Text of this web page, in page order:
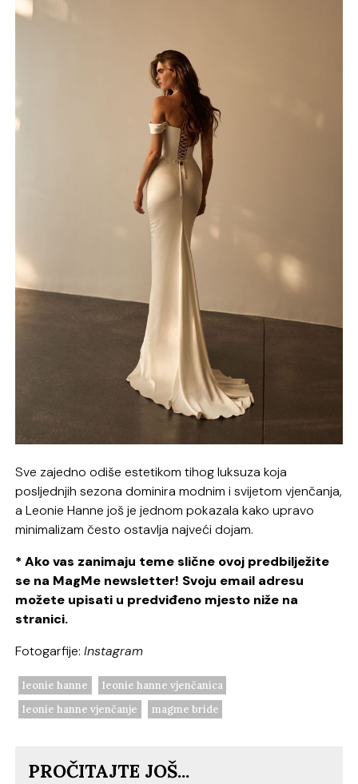
Sve zajedno odiše estetikom tihog luksuza koja
posljednjih sezona dominira modnim i svijetom vjenčanja,
a Leonie Hanne još je jednom pokazala kako upravo
minimalizam često ostavlja najveći dojam.
* Ako vas zanimaju teme slične ovoj predbilježite
se na MagMe newsletter! Svoju email adresu
možete upisati u predviđeno mjesto niže na
stranici.
Fotogarfije:Instagram
leonie hanne
leonie hanne vjenčanica
leonie hanne vjenčanje
magme bride
PROČITAJTE JOŠ...